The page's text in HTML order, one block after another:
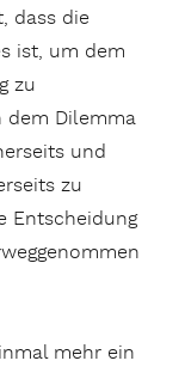
dass die
ist, um dem
zu
dem Dilemma
und
zu
Entscheidung
mehr ein